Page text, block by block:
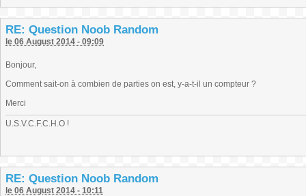
RE: Question Noob Random
le 06 August 2014 - 09:09
Bonjour,
Comment sait-on à combien de parties on est, y-a-t-il un compteur ?
Merci
U.S.V.C.F.C.H.O !
RE: Question Noob Random
le 06 August 2014 - 10:11